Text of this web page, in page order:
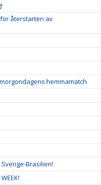
återstarten av
hemmamatch
Brasilien!